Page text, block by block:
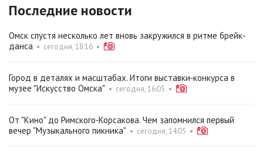
Последние новости
Омск спустя несколько лет вновь закружился в ритме брейк-
данса • сегодня, 18:16 •
Город в деталях и масштабах. Итоги выставки‑конкурса в
музее "Искусство Омска" • сегодня, 16:05 •
От "Кино" до Римского‑Корсакова. Чем запомнился первый
вечер "Музыкального пикника" • сегодня, 14:05 •